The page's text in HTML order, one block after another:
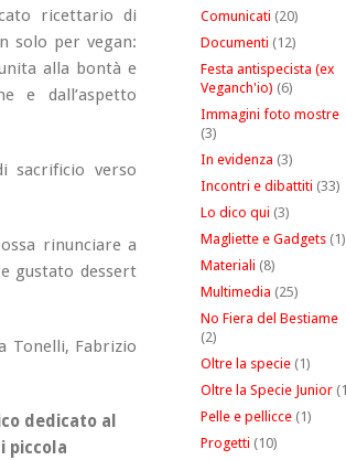
ricettario di
solo per vegan:
alla bontà e
e dall’aspetto
sacrificio verso
rinunciare a
gustato dessert
Tonelli, Fabrizio
dedicato al
piccola
Comunicati (20)
Documenti (12)
Festa antispecista (ex
Veganch'io) (6)
Immagini foto mostre
(3)
In evidenza (3)
Incontri e dibattiti (33)
Lo dico qui (3)
Magliette e Gadgets(1)
Materiali (8)
Multimedia (25)
No Fiera del Bestiame
(2)
Oltre la specie(1)
Oltre la Specie Junior
Pelle e pellicce(1)
Progetti (10)